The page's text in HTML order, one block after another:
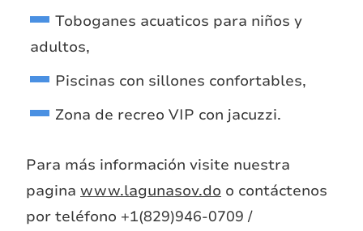
Toboganes acuaticos para niños y
adultos,
Piscinas con sillones confortables,
Zona de recreo VIP con jacuzzi.
Para más información visite nuestra
pagina www.lagunasov.do o contáctenos
por teléfono +1(829)946-0709 /